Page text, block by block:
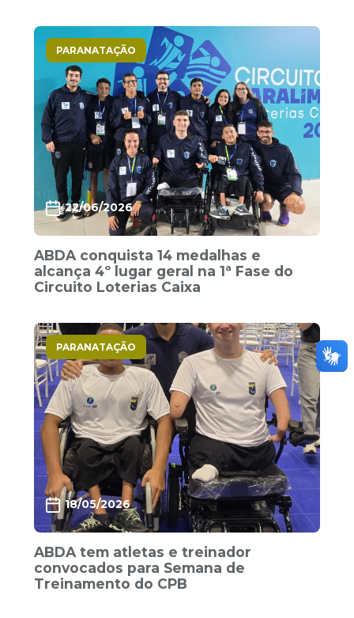
PARANATAÇÃO
22/06/2026
ABDA conquista 14 medalhas e
alcança 4º lugar geral na 1ª Fase do
Circuito Loterias Caixa
PARANATAÇÃO
18/05/2026
ABDA tem atletas e treinador
convocados para Semana de
Treinamento do CPB